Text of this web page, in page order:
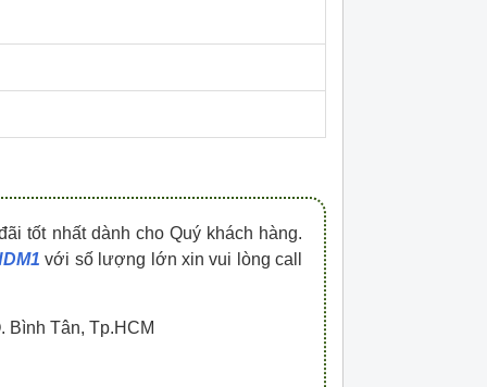
0909.067.950 Ms.Châu
tốt nhất dành cho Quý khách hàng.
với số lượng lớn xin vui lòng call
Bình Tân, Tp.HCM